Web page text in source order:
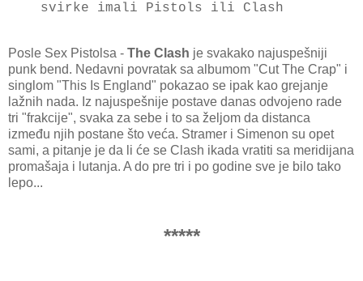
svirke imali Pistols ili Clash
Posle Sex Pistolsa - The Clash je svakako najuspešniji
punk bend. Nedavni povratak sa albumom "Cut The Crap" i
singlom "This Is England" pokazao se ipak kao grejanje
lažnih nada. Iz najuspešnije postave danas odvojeno rade
tri "frakcije", svaka za sebe i to sa željom da distanca
između njih postane što veća. Stramer i Simenon su opet
sami, a pitanje je da li će se Clash ikada vratiti sa meridijana
promašaja i lutanja. A do pre tri i po godine sve je bilo tako
lepo...
*****